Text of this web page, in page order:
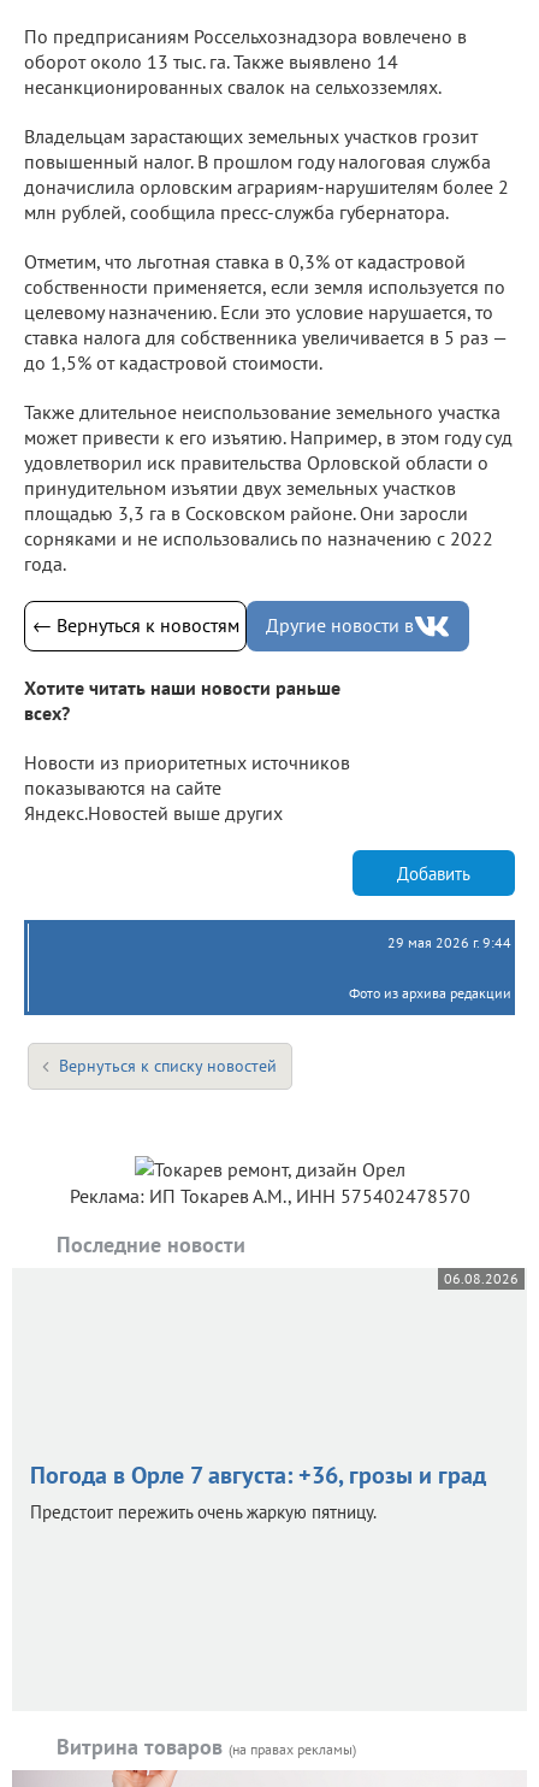
По предприсаниям Россельхознадзора вовлечено в
оборот около 13 тыс. га. Также выявлено 14
несанкционированных свалок на сельхозземлях.
Владельцам зарастающих земельных участков грозит
повышенный налог. В прошлом году налоговая служба
доначислила орловским аграриям-нарушителям более 2
млн рублей, сообщила пресс-служба губернатора.
Отметим, что льготная ставка в 0,3% от кадастровой
собственности применяется, если земля используется по
целевому назначению. Если это условие нарушается, то
ставка налога для собственника увеличивается в 5 раз —
до 1,5% от кадастровой стоимости.
Также длительное неиспользование земельного участка
может привести к его изъятию. Например, в этом году суд
удовлетворил иск правительства Орловской области о
принудительном изъятии двух земельных участков
площадью 3,3 га в Сосковском районе. Они заросли
сорняками и не использовались по назначению с 2022
года.
← Вернуться к новостям Другие новости в
Хотите читать наши новости раньше
всех?
Новости из приоритетных источников
показываются на сайте
Яндекс.Новостей выше других
Добавить
29 мая 2026 г. 9:44
Фото из архива редакции
Вернуться к списку новостей
Реклама: ИП Токарев А.М., ИНН 575402478570
Последние новости
06.08.2026
Погода в Орле 7 августа: +36, грозы и град
Предстоит пережить очень жаркую пятницу.
Витрина товаров (на правах рекламы)